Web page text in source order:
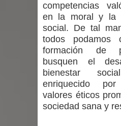
competencias
en la moral y la
social. De tal
todos podamos
formación de
busquen el
bienestar
enriquecido
valores éticos
sociedad sana y